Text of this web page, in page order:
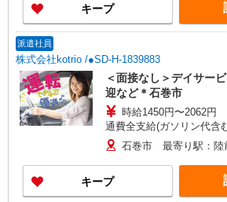
キープ
派遣社員
株式会社kotrio /●SD-H-1839883
＜面接なし＞デイサー
迎など＊石巻市
時給1450円〜2062円
通費全支給(ガソリン代含
石巻市 最寄り駅：陸
キープ